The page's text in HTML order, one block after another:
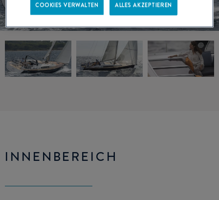
INNENBEREICH
COOKIES VERWALTEN ALLES AKZEPTIEREN